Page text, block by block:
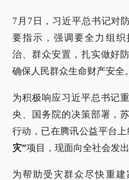
7月7日，习近平总书记对
要指示，强调要全力组
治、群众安置，扎实做好
确保人民群众生命财产安全。
为积极响应习近平总书记
央、国务院的决策部署，
行动，已在腾讯公益平台上
灾”项目，现面向全社会发出
为帮助受灾群众尽快重